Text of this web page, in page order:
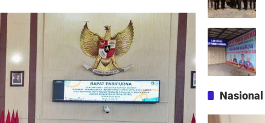
Nasional